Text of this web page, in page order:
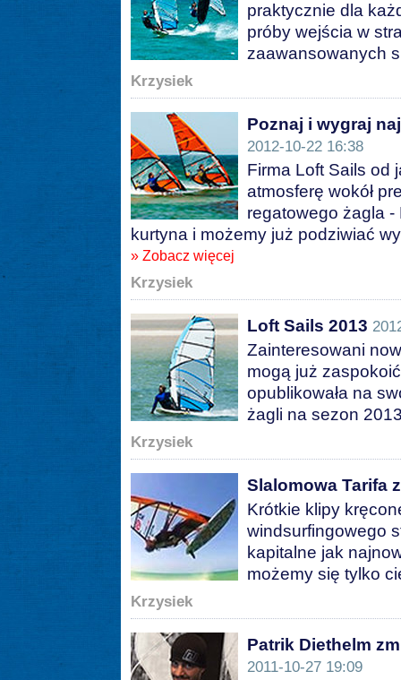
praktycznie dla
próby wejścia w
zaawansowanych
Krzysiek
Poznaj i wygraj
2012-10-22 16:38
Firma Loft Sails od
atmosferę wokół
regatowego żagla -
kurtyna i możemy już podziwiać
» Zobacz więcej
Krzysiek
Loft Sails 2013
Zainteresowani
mogą już
opublikowała na
żagli na sezon
Krzysiek
Slalomowa Tarifa
Krótkie klipy
windsurfingowego
kapitalne jak
możemy się tylko
Krzysiek
Patrik Diethelm
2011-10-27 19:09